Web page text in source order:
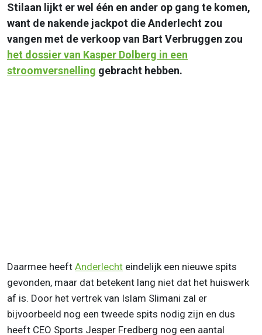
Stilaan lijkt er wel één en ander op gang te komen,
want de nakende jackpot die Anderlecht zou
vangen met de verkoop van Bart Verbruggen zou
het dossier van Kasper Dolberg in een
stroomversnelling gebracht hebben.
Daarmee heeft Anderlecht eindelijk een nieuwe spits
gevonden, maar dat betekent lang niet dat het huiswerk
af is. Door het vertrek van Islam Slimani zal er
bijvoorbeeld nog een tweede spits nodig zijn en dus
heeft CEO Sports Jesper Fredberg nog een aantal